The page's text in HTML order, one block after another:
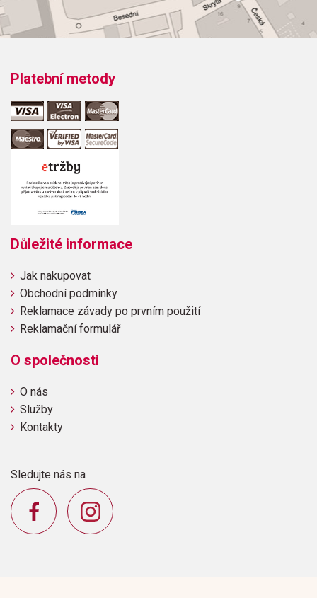
Platební metody
Důležité informace
Jak nakupovat
Obchodní podmínky
Reklamace závady po prvním použití
Reklamační formulář
O společnosti
O nás
Služby
Kontakty
Sledujte nás na